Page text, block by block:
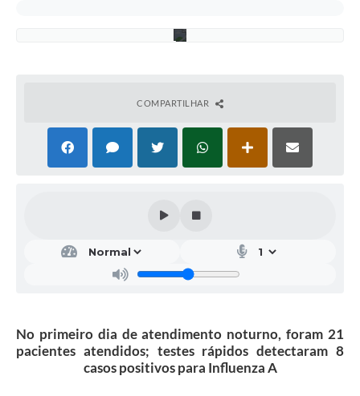
COMPARTILHAR
No primeiro dia de atendimento noturno, foram 21
pacientes atendidos; testes rápidos detectaram 8
casos positivos para Influenza A